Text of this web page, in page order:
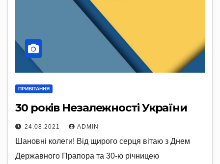
ПРИВІТАННЯ
30 років Незалежності України
24.08.2021 ADMIN
Шановні колеги! Від щирого серця вітаю з Днем
Державного Прапора та 30-ю річницею